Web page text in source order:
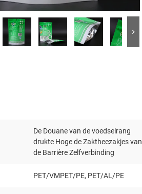
De Douane van de voedselrang
drukte Hoge de Zaktheezakjes van
de Barrière Zelfverbinding
PET/VMPET/PE, PET/AL/PE